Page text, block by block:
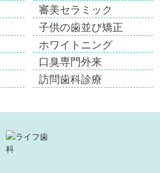
審美セラミック
子供の歯並び矯正
ホワイトニング
口臭専門外来
訪問歯科診療